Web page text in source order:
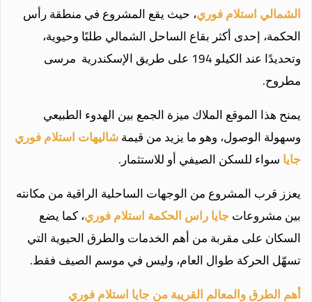
الشمالي استلام فوري، حيث يقع المشروع في منطقة رأس
الحكمة، إحدى أكثر بقاع الساحل الشمالي طلبًا وحيوية،
وتحديدًا عند الكيلو 194 على طريق الإسكندرية مرسى
مطروح.
يمنح هذا الموقع الملاك ميزة الجمع بين الهدوء الطبيعي
وسهولة الوصول، وهو ما يزيد من قيمةشاليهات استلام فوري
جاياسواء للسكن الصيفي أو للاستثمار.
يعزز قرب المشروع من الوجهات الساحلية الراقية من مكانته
بين مشروعاتجايا راس الحكمة استلام فوري، كما يضع
السكان على مقربة من أهم الخدمات والطرق الحيوية التي
تسهّل الحركة طوال العام، وليس في موسم الصيف فقط.
أهم الطرق والمعالم القريبة من جايا استلام فوري